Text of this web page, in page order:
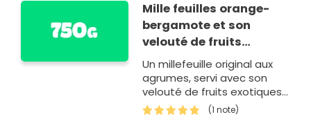
Mille feuilles orange-
bergamote et son
velouté de fruits
exotiques
Un millefeuille original aux
agrumes, servi avec son
velouté de fruits exotiques.
Une prouesse digne d'un
chef !
(1 note)